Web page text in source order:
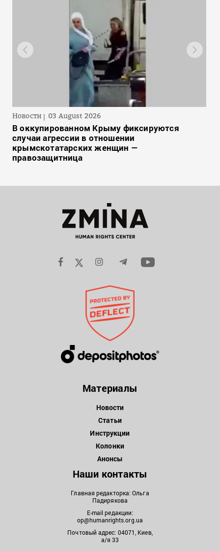
Новости 03 August 2026
В оккупированном Крыму фиксируются
случаи агрессии в отношении
крымскотатарских женщин —
правозащитница
Материалы
Новости
Статьи
Инструкции
Колонки
Анонсы
Наши контакты
Главная редакторка: Ольга
Падирякова
E-mail редакции:
op@humanrights.org.ua
Почтовый адрес: 04071, Киев,
а/я 33